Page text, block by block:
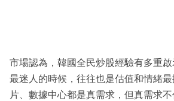
市場認為，韓國全民炒股經驗有多重
最迷人的時候，往往也是估值和情緒
片、數據中心都是真需求，但真需求